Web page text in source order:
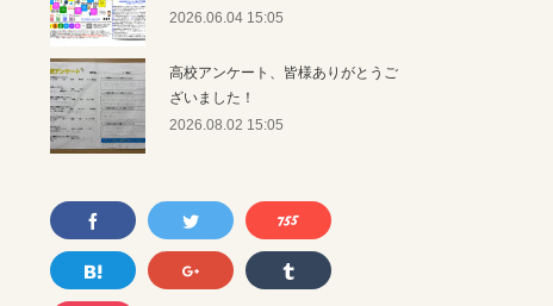
2026.06.04 15:05
高校アンケート、皆様ありがとうご
ざいました！
2026.08.02 15:05